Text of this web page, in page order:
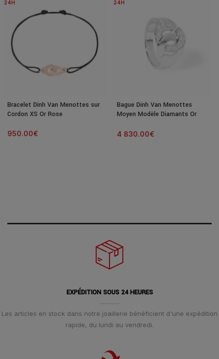
24H
Bracelet Dinh Van Menottes sur
Cordon XS Or Rose
950.00€
24H
Bague Dinh Van Menottes
Moyen Modèle Diamants Or
4 830.00€
EXPÉDITION SOUS 24 HEURES
Les articles en stock dans notre joaillerie bénéficient d'une expédition
rapide, du lundi au vendredi.